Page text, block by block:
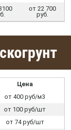
от 22 700
руб.
Цена
от 400 руб/м3
от 100 руб/шт
от 74 руб/шт